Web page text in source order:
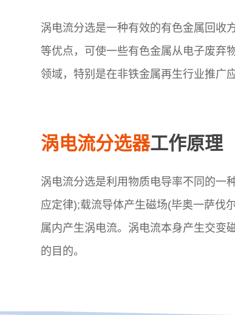
涡电流分选是一种有效的有色金属回收
等优点，可使一些有色金属从电子废弃
领域，特别是在非铁金属再生行业推广应
涡电流分选器工作原理
涡电流分选是利用物质电导率不同的一
应定律);载流导体产生磁场(毕奥一萨伐
属内产生涡电流。涡电流本身产生交变
的目的。